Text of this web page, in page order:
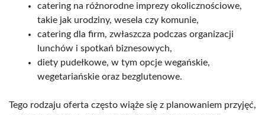
catering na różnorodne imprezy okolicznościowe,
takie jak urodziny, wesela czy komunie,
catering dla firm, zwłaszcza podczas organizacji
lunchów i spotkań biznesowych,
diety pudełkowe, w tym opcje wegańskie,
wegetariańskie oraz bezglutenowe.
Tego rodzaju oferta często wiąże się z planowaniem przyjęć,